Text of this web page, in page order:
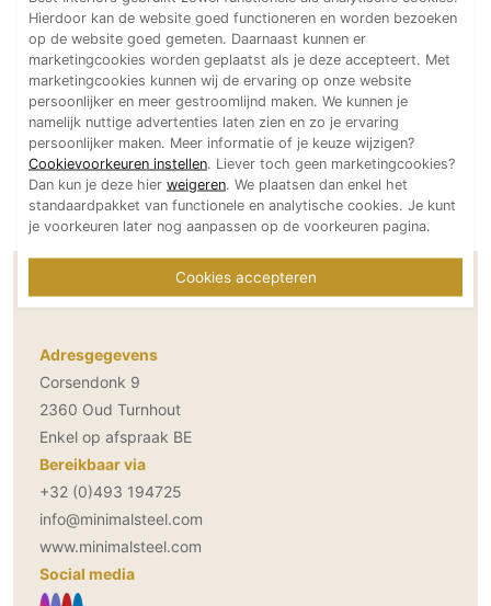
Technologie
Audio/Video
Thuisbioscoop
Domotica
Mirror TV
Fitnessapparatuur
Wifi
Aannemers Interieur
Binnenzwembaden
Wijnkelder en wijnkasten
Contactgegevens Minimal Steel
Adresgegevens
Corsendonk 9
2360 Oud Turnhout
Enkel op afspraak BE
Bereikbaar via
+32 (0)493 194725
info@minimalsteel.com
www.minimalsteel.com
Social media
Hierdoor kan de website goed functioneren en worden bezoeken
op de website goed gemeten. Daarnaast kunnen er
marketingcookies worden geplaatst als je deze accepteert. Met
marketingcookies kunnen wij de ervaring op onze website
persoonlijker en meer gestroomlijnd maken. We kunnen je
namelijk nuttige advertenties laten zien en zo je ervaring
persoonlijker maken. Meer informatie of je keuze wijzigen?
Cookievoorkeuren instellen. Liever toch geen marketingcookies?
Dan kun je deze hier weigeren. We plaatsen dan enkel het
standaardpakket van functionele en analytische cookies. Je kunt
je voorkeuren later nog aanpassen op de voorkeuren pagina.
Cookies accepteren